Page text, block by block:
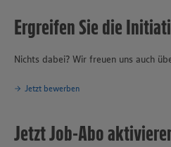
Ergreifen Sie die
Nichts dabei? Wir freuen uns auch
Jetzt bewerben
Jetzt Job-Abo